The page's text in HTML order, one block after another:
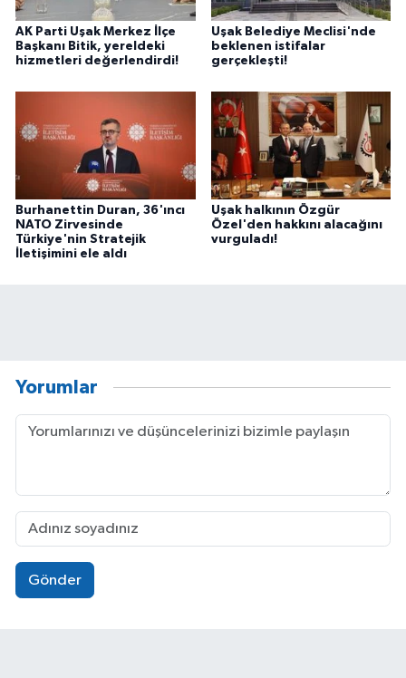
AK Parti Uşak Merkez İlçe
Başkanı Bitik, yereldeki
hizmetleri değerlendirdi!
Uşak Belediye Meclisi'nde
beklenen istifalar
gerçekleşti!
Burhanettin Duran, 36'ıncı
NATO Zirvesinde
Türkiye'nin Stratejik
İletişimini ele aldı
Uşak halkının Özgür
Özel'den hakkını alacağını
vurguladı!
Yorumlar
Gönder